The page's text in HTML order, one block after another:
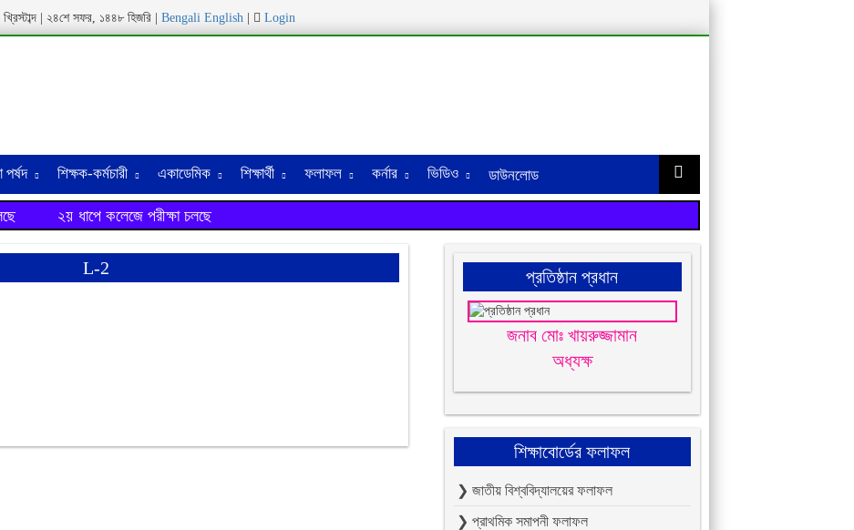
| ২৪শে সফর, ১৪৪৮ হিজরি | Bengali English Login
পর্ষদ শিক্ষক-কর্মচারী একাডেমিক শিক্ষার্থী ফলাফল কর্নার ভিডিও ডাউনলোড
২য় ধাপে কলেজে পরীক্ষা চলছে
L-2 প্রতিষ্ঠান প্রধান
জনাব মোঃ খায়রুজ্জামান
অধ্যক্ষ
শিক্ষাবোর্ডের ফলাফল
❯ জাতীয় বিশ্ববিদ্যালয়ের ফলাফল
❯ প্রাথমিক সমাপনী ফলাফল